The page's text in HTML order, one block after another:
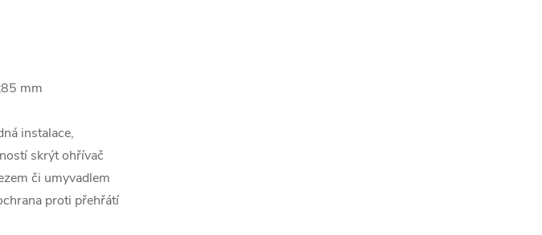
mm
instalace,
skrýt ohřívač
či umyvadlem
proti přehřátí